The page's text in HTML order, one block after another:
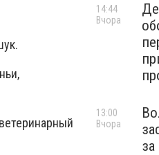
14:44
Вчора
13:00
Вчора